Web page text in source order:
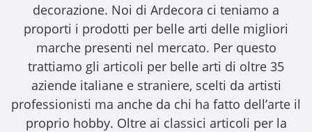
decorazione. Noi di Ardecora ci teniamo a
proporti i prodotti per belle arti delle migliori
marche presenti nel mercato. Per questo
trattiamo gli articoli per belle arti di oltre 35
aziende italiane e straniere, scelti da artisti
professionisti ma anche da chi ha fatto dell’arte il
proprio hobby. Oltre ai classici articoli per la